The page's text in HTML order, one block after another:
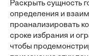
Раскрыть сущность
определения и
проанализировать
сроке избрания и
чтобы